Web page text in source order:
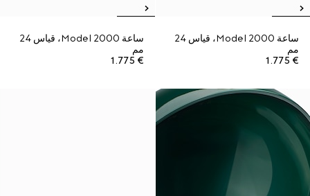
ساعة Model 2000، قياس 24
مم
€ 1.775
ساعة Model 2000، قياس 24
مم
€ 1.775